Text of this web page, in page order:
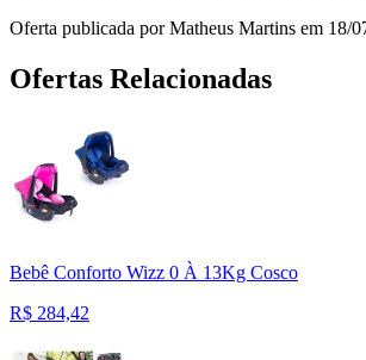
Oferta publicada por Matheus Martins em 18/
Ofertas Relacionadas
Bebê Conforto Wizz 0 À 13Kg Cosco
R$ 284,42